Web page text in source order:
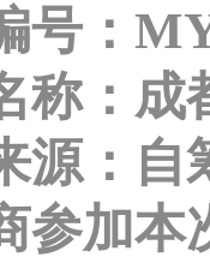
号：
称：成
源：自
参加